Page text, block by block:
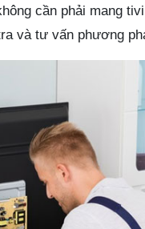
cần phải mang
và tư vấn phương